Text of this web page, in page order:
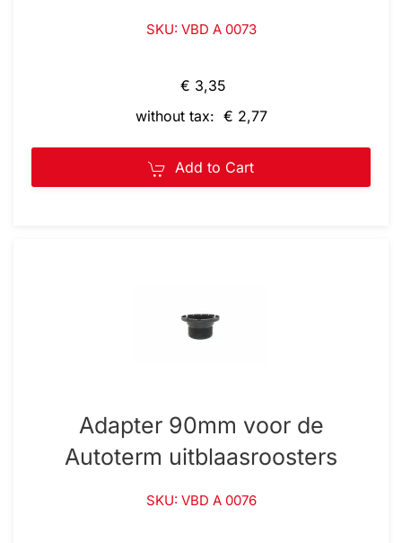
SKU: VBD A 0073
€ 3,35
without tax: € 2,77
Add to Cart
Adapter 90mm voor de
Autoterm uitblaasroosters
SKU: VBD A 0076